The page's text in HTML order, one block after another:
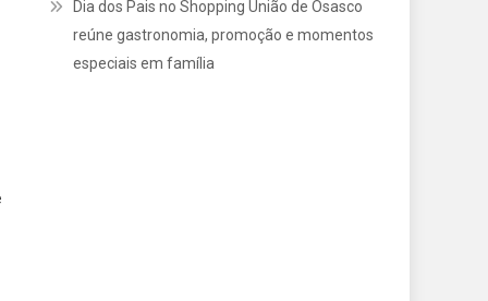
Dia dos Pais no Shopping União de Osasco
reúne gastronomia, promoção e momentos
especiais em família